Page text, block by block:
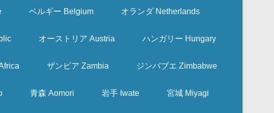
ベルギー Belgium オランダ Netherlands
オーストリア Austria ハンガリー Hungary
ザンビア Zambia ジンバブエ Zimbabwe
青森 Aomori 岩手 Iwate 宮城 Miyagi